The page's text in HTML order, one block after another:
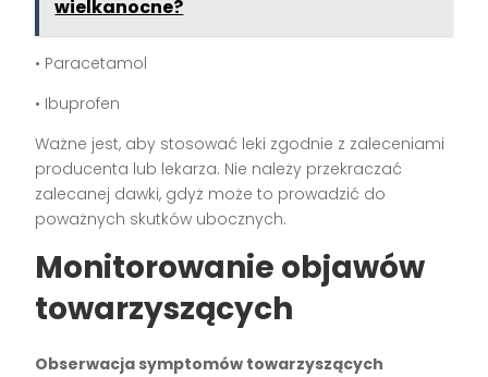
wielkanocne?
• Paracetamol
• Ibuprofen
Ważne jest, aby stosować leki zgodnie z zaleceniami
producenta lub lekarza. Nie należy przekraczać
zalecanej dawki, gdyż może to prowadzić do
poważnych skutków ubocznych.
Monitorowanie objawów
towarzyszących
Obserwacja symptomów towarzyszących